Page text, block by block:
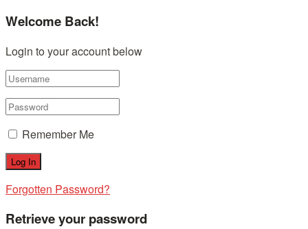
Welcome Back!
Login to your account below
Remember Me
Forgotten Password?
Retrieve your password